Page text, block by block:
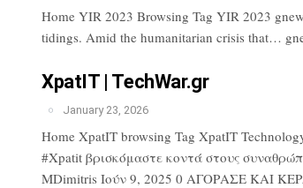
Home YIR 2023 Browsing Tag YIR 2023
tidings. Amid the humanitarian crisis that…
XpatIT | TechWar.gr
January 23, 2026
Home XpatIT browsing Tag XpatIT
#Xpatit βρισκόμαστε κοντά στους
MDimitris Ιούν 9, 2025 0 ΑΓΟΡΑΣΕ ΚΑΙ